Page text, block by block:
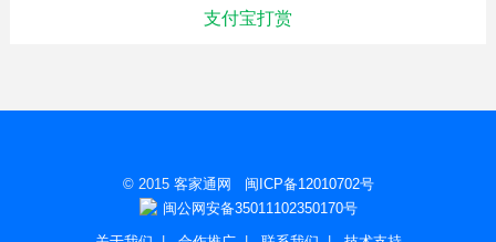
支付宝打赏
© 2015 客家通网
闽ICP备12010702号
闽公网安备35011102350170号